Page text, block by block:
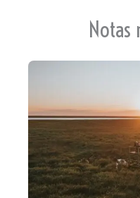
te
Notas